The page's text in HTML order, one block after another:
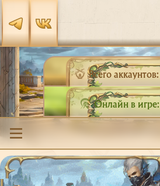
Всего аккаунтов:
Онлайн в игре: